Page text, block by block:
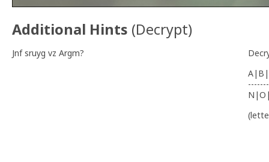
Additional Hints (Decrypt)
Jnf sruyg vz Argm?